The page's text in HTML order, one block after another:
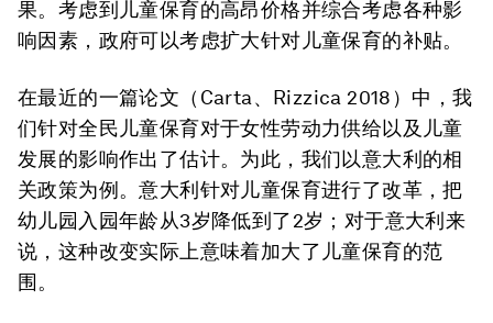
果。考虑到儿童保育的高昂价格并综合考虑各种影
响因素，政府可以考虑扩大针对儿童保育的补贴。
在最近的一篇论文（Carta、Rizzica 2018）中，我
们针对全民儿童保育对于女性劳动力供给以及儿童
发展的影响作出了估计。为此，我们以意大利的相
关政策为例。意大利针对儿童保育进行了改革，把
幼儿园入园年龄从3岁降低到了2岁；对于意大利来
说，这种改变实际上意味着加大了儿童保育的范
围。